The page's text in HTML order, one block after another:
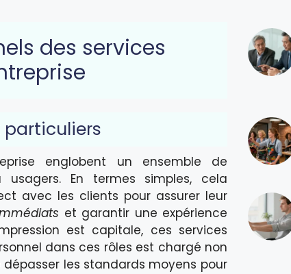
des services
particuliers
englobent un ensemble de
En termes simples, cela
avec les clients pour assurer leur
et garantir une expérience
est capitale, ces services
dans ces rôles est chargé non
les standards moyens pour